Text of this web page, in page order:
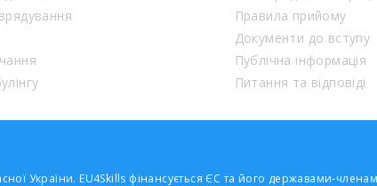
Правила прийому
Документи до вступу
Публічна інформація
Питання та відповіді
України. EU4Skills фінансується ЄС та його державами-